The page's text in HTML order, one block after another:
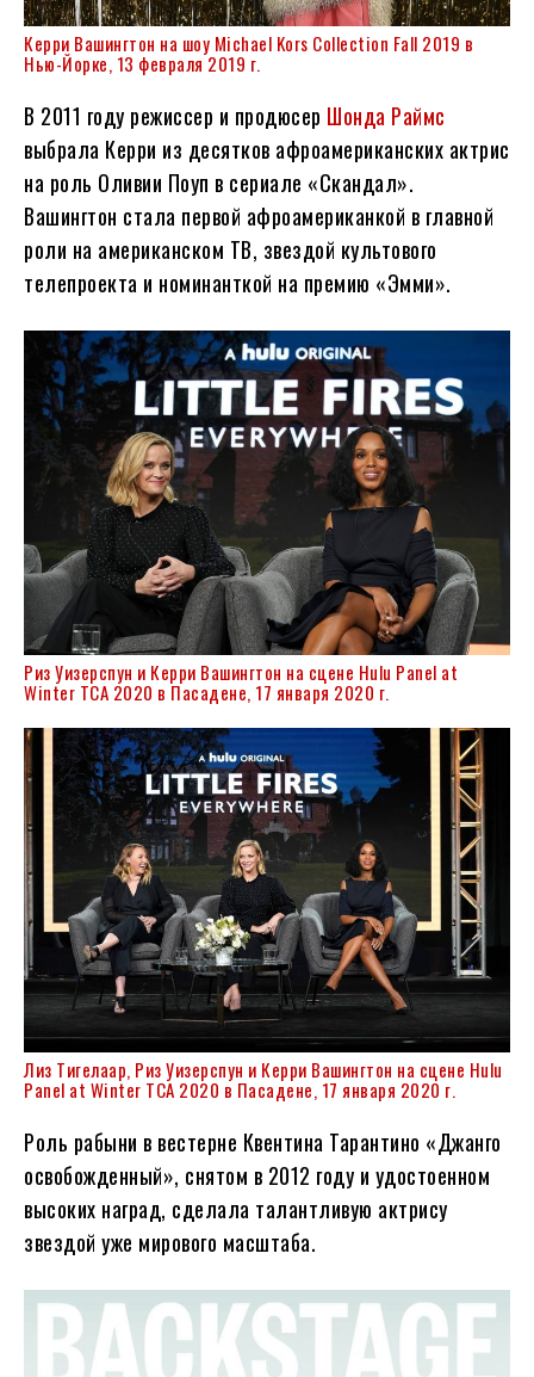
Керри Вашингтон на шоу Michael Kors Collection Fall 2019 в
Нью-Йорке, 13 февраля 2019 г.
В 2011 году режиссер и продюсер Шонда Раймс
выбрала Керри из десятков афроамериканских актрис
на роль Оливии Поуп в сериале «Скандал».
Вашингтон стала первой афроамериканкой в главной
роли на американском ТВ, звездой культового
телепроекта и номинанткой на премию «Эмми».
Риз Уизерспун и Керри Вашингтон на сцене Hulu Panel at
Winter TCA 2020 в Пасадене, 17 января 2020 г.
Лиз Тигелаар, Риз Уизерспун и Керри Вашингтон на сцене Hulu
Panel at Winter TCA 2020 в Пасадене, 17 января 2020 г.
Роль рабыни в вестерне Квентина Тарантино «Джанго
освобожденный», снятом в 2012 году и удостоенном
высоких наград, сделала талантливую актрису
звездой уже мирового масштаба.